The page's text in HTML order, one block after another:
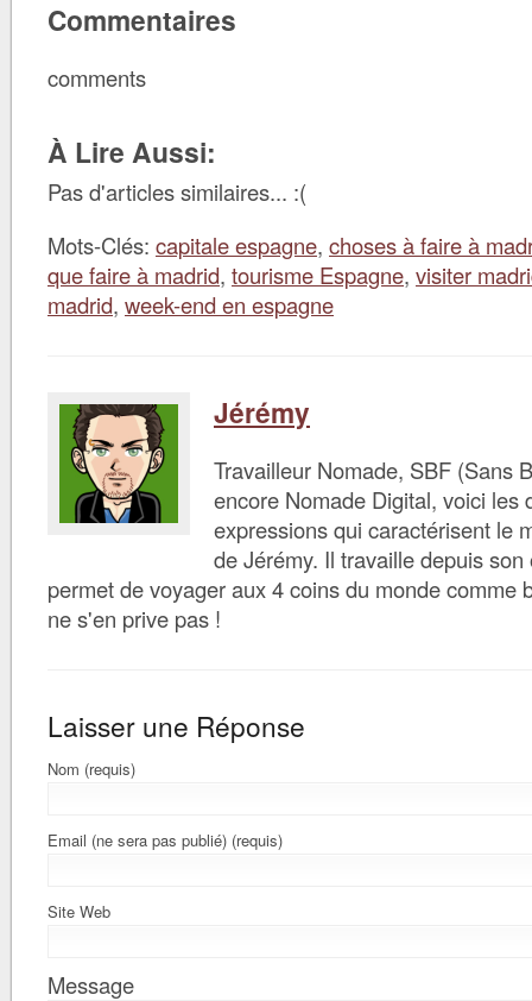
Commentaires
comments
À Lire Aussi:
Pas d'articles similaires... :(
Mots-Clés: capitale espagne, choses à faire à
que faire à madrid, tourisme Espagne, visiter
madrid, week-end en espagne
Jérémy
Travailleur Nomade, SBF (Sans
encore Nomade Digital, voici les
expressions qui caractérisent le
de Jérémy. Il travaille depuis
permet de voyager aux 4 coins du monde comme
ne s'en prive pas !
Laisser une Réponse
Nom (requis)
Email (ne sera pas publié) (requis)
Site Web
Message